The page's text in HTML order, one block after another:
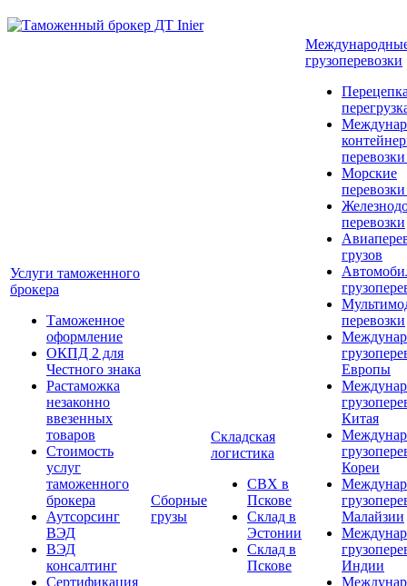
Услуги таможенного
брокера
Таможенное
оформление
ОКПД 2 для
Честного знака
Растаможка
незаконно
ввезенных
товаров
Стоимость
услуг
таможенного
брокера
Аутсорсинг
ВЭД
ВЭД
консалтинг
Сертификация
Сборные
грузы
Складская
логистика
СВХ в
Пскове
Склад в
Эстонии
Склад в
Пскове
грузоперевозки
Морские
перевозки
грузов
перевозки
Европы
Китая
Кореи
Малайзии
Индии